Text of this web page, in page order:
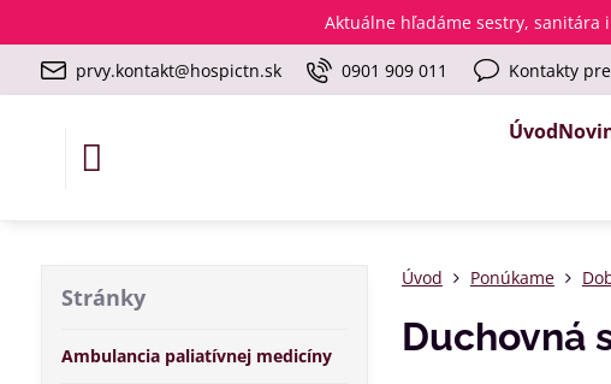
Aktuálne hľadáme sestry, sanitára
prvy.kontakt@hospictn.sk 0901 909 011 Kontakty
Úvod
Úvod Ponúkame
Duchovná
Stránky
Ambulancia paliatívnej medicíny